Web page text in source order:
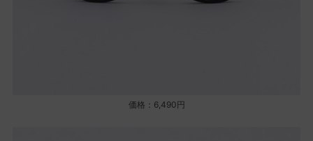
価格：6,490円